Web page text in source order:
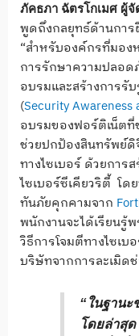
ภัคธภา ฉัตรโกเมศ ผู้จั
พูดถึงกลยุทธ์ด้านการ
“สำหรับองค์กรที่มอง
การรักษาความปลอด
อบรมและสร้างการรั
(Security Awareness
อบรมของฟอร์ติเน็ตที่
ช่วยปกป้องสินทรัพย์
ทางไซเบอร์ ด้วยการ
ไซเบอร์ซีเคียวริตี้ โด
ทันภัยคุกคามจาก
พนักงานจะได้เรียนรู้
วิธีการโจมตีทางไซเ
บริษัทจากการละเมิด
“ในฐานะ
โดยล่าสุ